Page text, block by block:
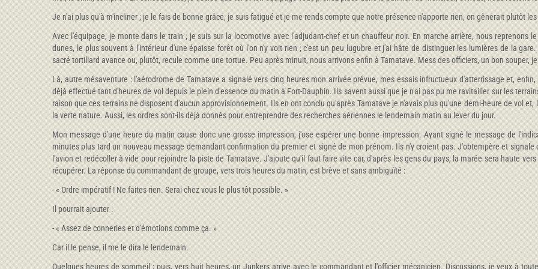
Je n'ai plus qu'à m'incliner ; je le fais de bonne grâce, je suis fatigué et je me rends compte que notre présence n'apporte rien, on gênerait plutôt
Avec l'équipage, je monte dans le train ; je suis sur la locomotive avec l'adjudant-chef et un chauffeur noir. En marche arrière, nous reprenons
dunes, le plus souvent à l'intérieur d'une épaisse forêt où l'on n'y voit rien ; c'est un peu lugubre et j'ai hâte de distinguer les lumières de la
sacré tortillard avance ou, plutôt, recule comme une tortue. Peu après minuit, nous arrivons enfin à Tamatave. Mess des officiers, un bon souper,
Là, autre mésaventure : l'aérodrome de Tamatave a signalé vers cinq heures mon arrivée prévue, mes essais infructueux d'atterrissage et,
déjà effectué tant d'heures de vol depuis le plein d'essence du matin à Fort-Dauphin. Ils savent aussi que je n'ai pas pu me ravitailler sur les
raison que ces terrains ne disposent d'aucun approvisionnement. Ils en ont conclu qu'après Tamatave je n'avais plus qu'une demi-heure de vol
la verte nature. Aussi, les ordres sont-ils déjà donnés pour entreprendre des recherches aériennes le lendemain matin au lever du jour.
Mon message d'une heure du matin cause donc une grosse impression, j'ose espérer une bonne impression. Ayant signé le message de
minutes plus tard un nouveau message demandant confirmation du premier et signé de mon prénom. Ils n'y croient pas. J'obtempère et
l'avion et redécoller à vide pour rejoindre la piste de Tamatave. J'ajoute qu'il faut faire vite car, d'après les gens du pays, la marée sera haute
récupérer. La réponse du commandant de groupe, vers trois heures du matin, est brève et sans ambiguïté :
- « Ordre impératif ! Ne faites rien. Serai chez vous le plus tôt possible. »
Il pourrait ajouter :
- « Assez de conneries et d'émotions comme ça. »
Car il le pense, il me le dira le lendemain.
Quelques heures de sommeil ; puis, vers huit heures, un Junkers arrive avec le commandant et l'officier mécanicien. Discussions, je veux à